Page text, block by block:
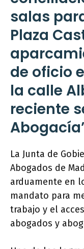
salas
Plaza
de oficio
la calle
reciente
Abogacía’
La Junta de
Abogados de
arduamente en
mandato para
trabajo y el
abogados y